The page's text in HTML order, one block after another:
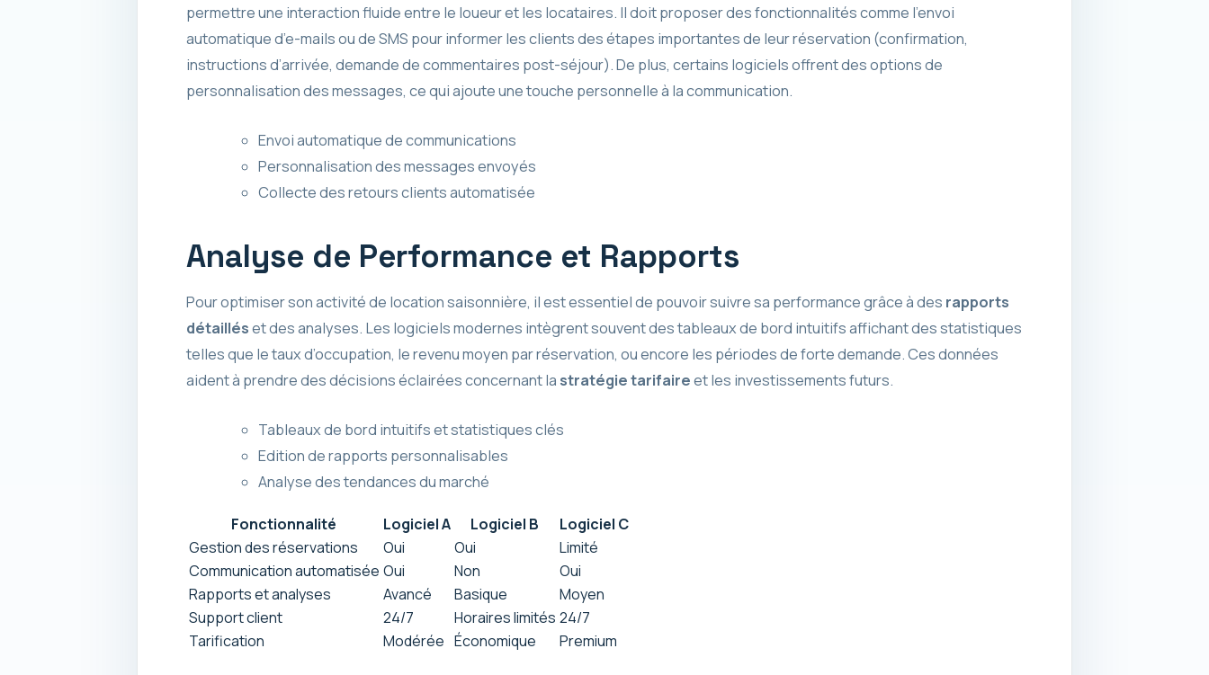
permettre une interaction fluide entre le loueur et les locataires. Il doit proposer des fonctionnalités comme l’envoi
automatique d’e-mails ou de SMS pour informer les clients des étapes importantes de leur réservation (confirmation,
instructions d’arrivée, demande de commentaires post-séjour). De plus, certains logiciels offrent des options de
personnalisation des messages, ce qui ajoute une touche personnelle à la communication.
Envoi automatique de communications
Personnalisation des messages envoyés
Collecte des retours clients automatisée
Analyse de Performance et Rapports
Pour optimiser son activité de location saisonnière, il est essentiel de pouvoir suivre sa performance grâce à des rapports
détailléset des analyses. Les logiciels modernes intègrent souvent des tableaux de bord intuitifs affichant des statistiques
telles que le taux d’occupation, le revenu moyen par réservation, ou encore les périodes de forte demande. Ces données
aident à prendre des décisions éclairées concernant la stratégie tarifaireet les investissements futurs.
Tableaux de bord intuitifs et statistiques clés
Edition de rapports personnalisables
Analyse des tendances du marché
Fonctionnalité Logiciel A Logiciel B
Logiciel C
Gestion des réservations
Oui Oui
Limité
Communication automatisée Oui Non
Oui
Rapports et analyses
Avancé Basique
Moyen
Support client
24/7 Horaires limités 24/7
Tarification
Modérée Économique Premium